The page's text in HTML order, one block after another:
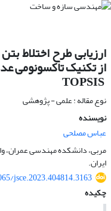
نوع مقاله : علمی - پژوهشی
نویسنده
عباس مصلحی
مربی، دانشکده مهندسی عمران،
ایران.
jsce.2023.404814.3163
چکیده